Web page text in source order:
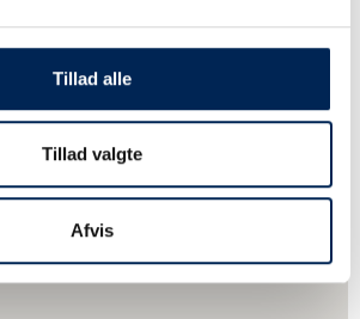
Tillad alle
Tillad valgte
Afvis